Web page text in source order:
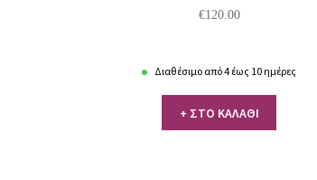
€120.00
Διαθέσιμο από 4 έως 10 ημέρες
+ ΣΤΟ ΚΑΛΑΘΙ